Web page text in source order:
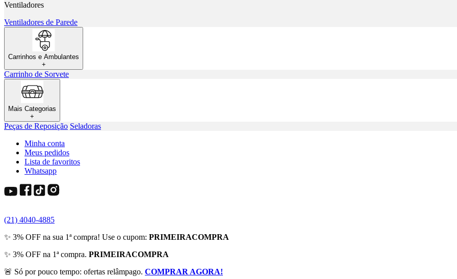
Ventiladores
Ventiladores de Parede
Carrinhos e Ambulantes
+
Carrinho de Sorvete
Mais Categorias
+
Peças de Reposição Seladoras
Minha conta
Meus pedidos
Lista de favoritos
Whatsapp
(21) 4040-4885
✨ 3% OFF na sua 1ª compra! Use o cupom: PRIMEIRACOMPRA
✨ 3% OFF na 1ª compra. PRIMEIRACOMPRA
🚨 Só por pouco tempo: ofertas relâmpago. COMPRAR AGORA!